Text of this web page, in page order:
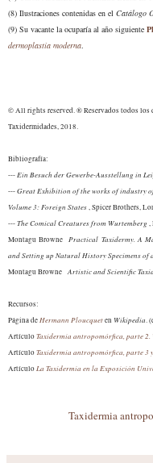
(8) Ilustraciones contenidas en el Catálogo
(9) Su vacante la ocuparía al año siguiente
dermoplastia moderna.
© All rights reserved. ® Reservados todos los
Taxidermidades, 2018.
Bibliografía:
--- Ein Besuch der Gewerbe-Ausstellung in
---Great Exhibition of the works of industry
Volume 3: Foreign States, Spicer Brothers,
---The Comical Creatures from Wurtemberg ,
Montagu BrownePractical Taxidermy. A
and Setting up Natural History Specimens of
Montagu Browne Artistic and Scientific
Recursos:
PáginadeHermann Ploucqueten Wikipedia.
ArtículoTaxidermia antropomórfica, parte 2.
ArtículoTaxidermia antropomórfica, parte 3
ArtículoLa Taxidermia en la Exposición
Taxidermia